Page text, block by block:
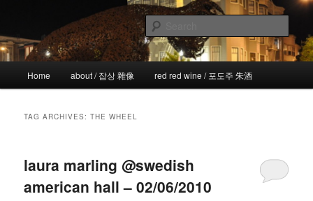
primary
content
secondary
content!wicked
the more I see the less I know
Home about / 잡상 雜像 red red wine / 포도주 朱酒
TAG ARCHIVES:THE WHEEL
laura marling @swedish
american hall – 02/06/2010